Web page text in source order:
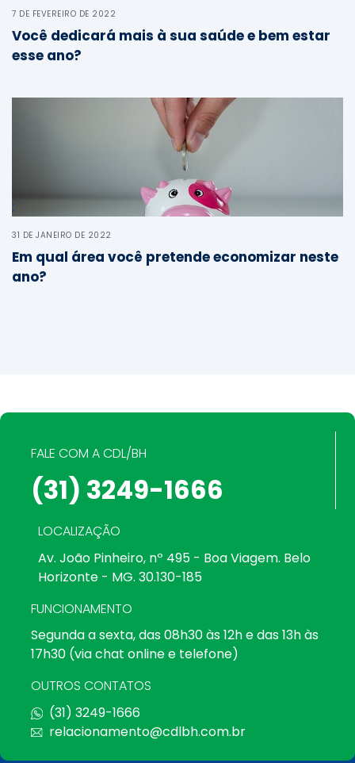
7 DE FEVEREIRO DE 2022
Você dedicará mais à sua saúde e bem estar
esse ano?
;
31 DE JANEIRO DE 2022
Em qual área você pretende economizar neste
ano?
FALE COM A CDL/BH
(31) 3249-1666
LOCALIZAÇÃO
Av. João Pinheiro, nº 495 - Boa Viagem. Belo
Horizonte - MG. 30.130-185
FUNCIONAMENTO
Segunda a sexta, das 08h30 às 12h e das 13h às
17h30 (via chat online e telefone)
OUTROS CONTATOS
(31) 3249-1666
relacionamento@cdlbh.com.br